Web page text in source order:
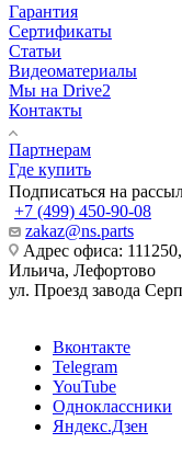
Гарантия
Сертификаты
Статьи
Видеоматериалы
Мы на Drive2
Контакты
Партнерам
Где купить
Подписаться на
+7 (499) 450-90-08
zakaz@ns.parts
Адрес офиса:
Ильича, Лефортово
ул. Проезд завода
Вконтакте
Telegram
YouTube
Одноклассники
Яндекс.Дзен